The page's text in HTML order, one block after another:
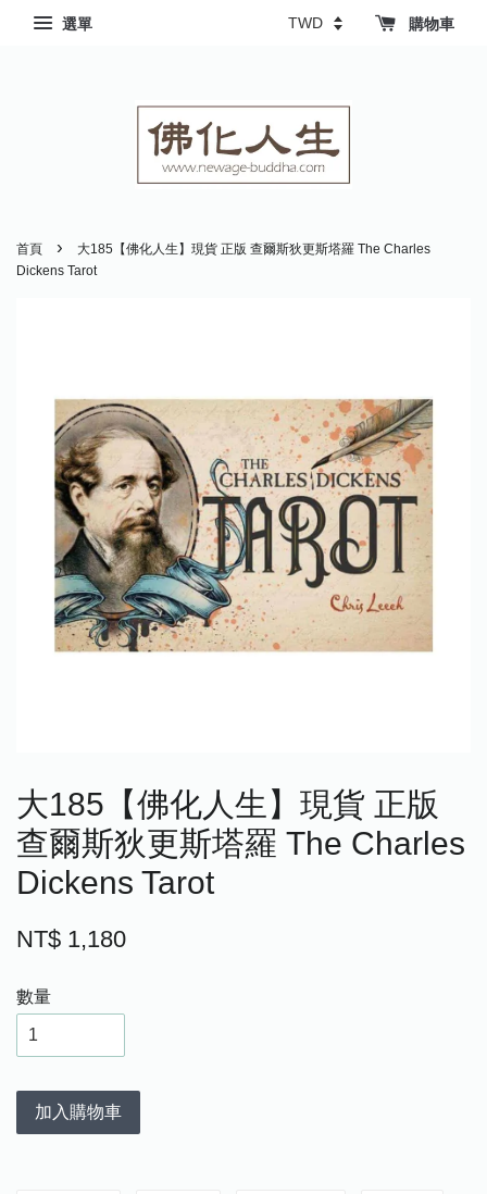
選單 購物車
首頁 ›
大185【佛化人生】現貨 正版 查爾斯狄更斯塔羅 The Charles
Dickens Tarot
大185【佛化人生】現貨 正版
查爾斯狄更斯塔羅 The Charles
Dickens Tarot
NT$ 1,180
數量
加入購物車